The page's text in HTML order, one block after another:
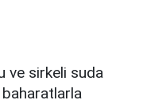
ve sirkeli suda
baharatlarla